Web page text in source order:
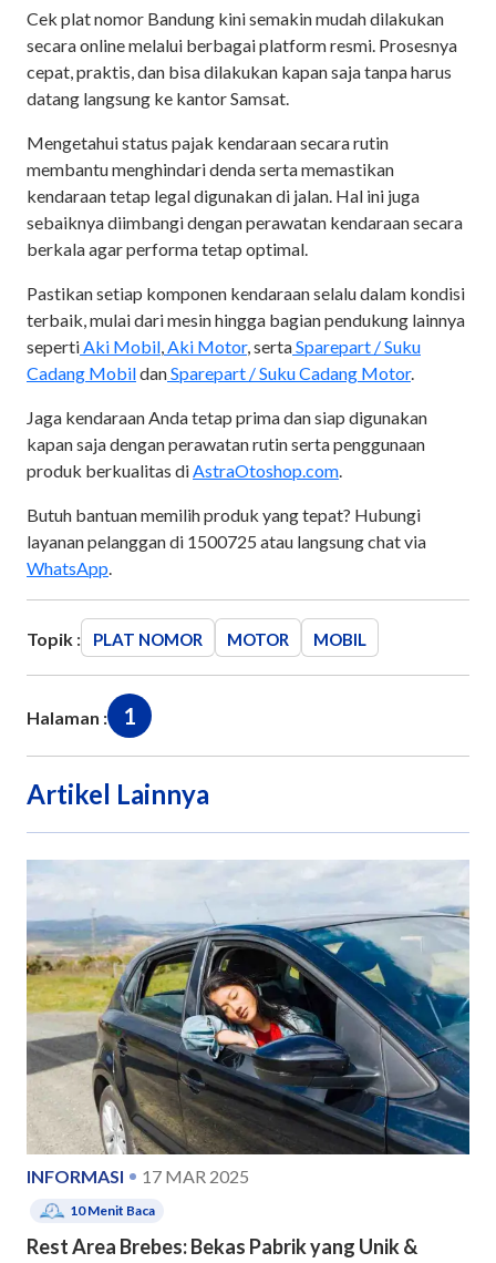
Cek plat nomor Bandung kini semakin mudah dilakukan
secara online melalui berbagai platform resmi. Prosesnya
cepat, praktis, dan bisa dilakukan kapan saja tanpa harus
datang langsung ke kantor Samsat.
Mengetahui status pajak kendaraan secara rutin
membantu menghindari denda serta memastikan
kendaraan tetap legal digunakan di jalan. Hal ini juga
sebaiknya diimbangi dengan perawatan kendaraan secara
berkala agar performa tetap optimal.
Pastikan setiap komponen kendaraan selalu dalam kondisi
terbaik, mulai dari mesin hingga bagian pendukung lainnya
seperti Aki Mobil Aki Motor, sertaSparepart / Suku
Cadang MobildanSparepart / Suku Cadang Motor.
Jaga kendaraan Anda tetap prima dan siap digunakan
kapan saja dengan perawatan rutin serta penggunaan
produk berkualitas di AstraOtoshop.com
Butuh bantuan memilih produk yang tepat? Hubungi
layanan pelanggan di 1500725 atau langsung chat via
WhatsApp
Topik : PLAT NOMOR MOTOR MOBIL
Halaman : 1
Artikel Lainnya
INFORMASI 17 MAR 2025
10Menit Baca
Rest Area Brebes: Bekas Pabrik yang Unik &